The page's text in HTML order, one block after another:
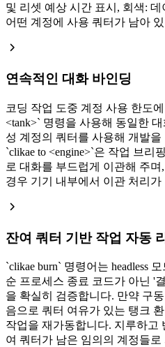
및 리셋 예상 시간 표시, 회색:
어떤 계정에 사용 쿼터가 남아
연속적인 대화 바인딩
코딩 작업 도중 계정 사용 한도
<tank>` 명령을 사용해 동일한
성 계정의 쿼터를 사용해 개발
`clikae to <engine>`은 작업 브리
로 대화를 부드럽게 이관해 주
경우 기기 내부에서 이관 처리
잔여 쿼터 기반 작업 자동
`clikae burn` 명령어는 headless
순 프로세스 종료 코드가 아닌 '
을 확실히 검증합니다. 만약 구
음으로 쿼터 여유가 있는 탱크
작업을 재가동합니다. 지루하고
여 쿼터가 남은 임의의 계정들